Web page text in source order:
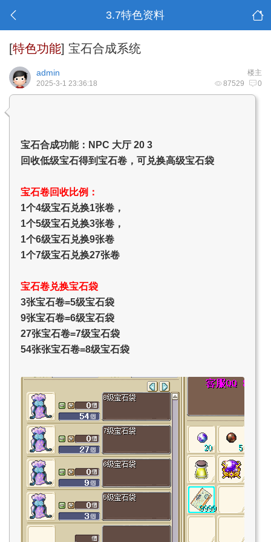
3.7特色资料
[特色功能] 宝石合成系统
楼主
admin
87529 0
2025-3-1 23:36:18
宝石合成功能：NPC 大厅 20 3
回收低级宝石得到宝石卷，可兑换高级宝石袋
宝石卷回收比例：
1个4级宝石兑换1张卷，
1个5级宝石兑换3张卷，
1个6级宝石兑换9张卷
1个7级宝石兑换27张卷
宝石卷兑换宝石袋
3张宝石卷=5级宝石袋
9张宝石卷=6级宝石袋
27张宝石卷=7级宝石袋
54张张宝石卷=8级宝石袋